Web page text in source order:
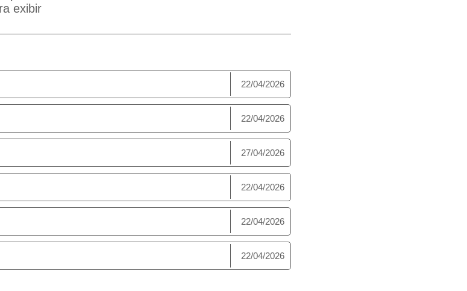
exibir
22/04/2026
22/04/2026
27/04/2026
22/04/2026
22/04/2026
22/04/2026